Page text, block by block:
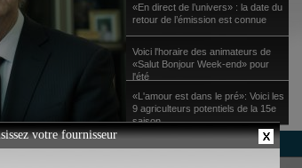
«En direct de l’univers» : la date du
retour de l’émission est connue
Voici l'horaire des animateurs de
«Salut Bonjour Week-end» pour
l'été
«L'amour est dans le pré»: Voici les
9 agriculteurs potentiels de la 15e
saison